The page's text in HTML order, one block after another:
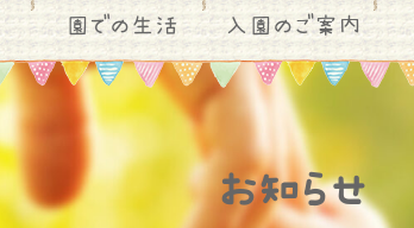
園での生活 入園のご案内
お知らせ